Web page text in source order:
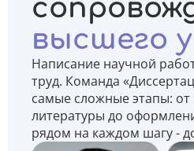
высшего
Написание научной
труд. Команда
самые сложные этапы: от
литературы до
рядом на каждом шагу -